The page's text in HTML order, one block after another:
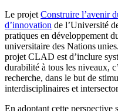
Le projet Construire l’avenir
d’innovation de l’Université
pratiques en développement
universitaire des Nations
projet CLAD est d’inclure
durabilité à tous les niveaux,
recherche, dans le but de
interdisciplinaires et
En adoptant cette